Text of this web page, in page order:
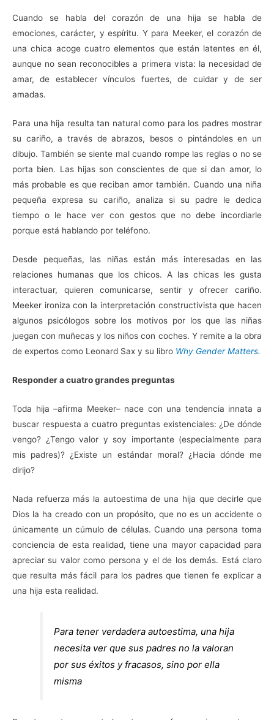
Cuando se habla del corazón de una hija se habla de
emociones, carácter, y espíritu. Y para Meeker, el corazón de
una chica acoge cuatro elementos que están latentes en él,
aunque no sean reconocibles a primera vista: la necesidad de
amar, de establecer vínculos fuertes, de cuidar y de ser
amadas.
Para una hija resulta tan natural como para los padres mostrar
su cariño, a través de abrazos, besos o pintándoles en un
dibujo. También se siente mal cuando rompe las reglas o no se
porta bien. Las hijas son conscientes de que si dan amor, lo
más probable es que reciban amor también. Cuando una niña
pequeña expresa su cariño, analiza si su padre le dedica
tiempo o le hace ver con gestos que no debe incordiarle
porque está hablando por teléfono.
Desde pequeñas, las niñas están más interesadas en las
relaciones humanas que los chicos. A las chicas les gusta
interactuar, quieren comunicarse, sentir y ofrecer cariño.
Meeker ironiza con la interpretación constructivista que hacen
algunos psicólogos sobre los motivos por los que las niñas
juegan con muñecas y los niños con coches. Y remite a la obra
de expertos como Leonard Sax y su libro Why Gender Matters.
Responder a cuatrograndes preguntas
Toda hija –afirma Meeker– nace con una tendencia innata a
buscar respuesta a cuatro preguntas existenciales: ¿De dónde
vengo? ¿Tengo valor y soy importante (especialmente para
mis padres)? ¿Existe un estándar moral? ¿Hacia dónde me
dirijo?
Nada refuerza más la autoestima de una hija que decirle que
Dios la ha creado con un propósito, que no es un accidente o
únicamente un cúmulo de células. Cuando una persona toma
conciencia de esta realidad, tiene una mayor capacidad para
apreciar su valor como persona y el de los demás. Está claro
que resulta más fácil para los padres que tienen fe explicar a
una hija esta realidad.
Para tener verdadera autoestima, una hija
necesita ver que sus padres no la valoran
por sus éxitos y fracasos, sino por ella
misma